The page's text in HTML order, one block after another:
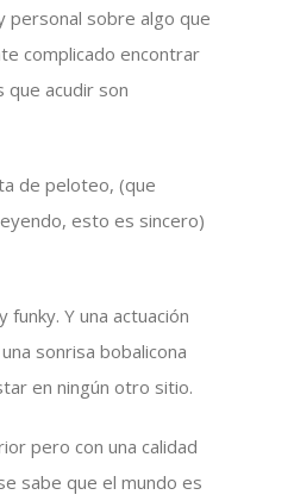
personal sobre algo que
complicado encontrar
que acudir son
de peloteo, (que
esto es sincero)
funky. Y una actuación
sonrisa bobalicona
en ningún otro sitio.
pero con una calidad
sabe que el mundo es